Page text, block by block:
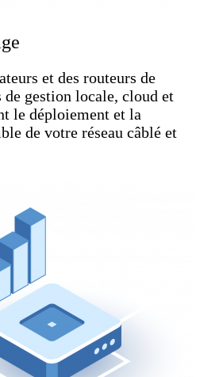
et des routeurs de
de gestion locale, cloud et
le déploiement et la
de votre réseau câblé et